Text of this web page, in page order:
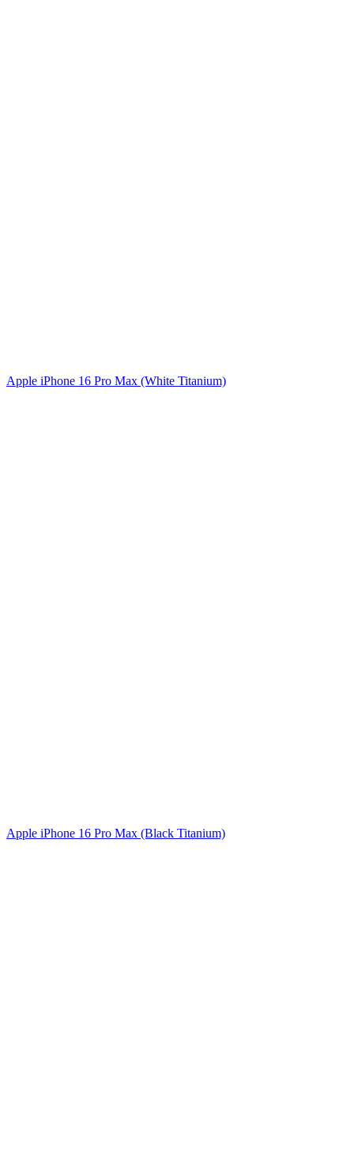
Apple iPhone 16 Pro Max (White Titanium)
Apple iPhone 16 Pro Max (Black Titanium)